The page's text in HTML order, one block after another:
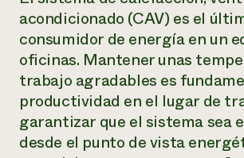
acondicionado (CAV) es el
consumidor de energía en un
oficinas. Mantener unas
trabajo agradables es
productividad en el lugar de
garantizar que el sistema sea
desde el punto de vista